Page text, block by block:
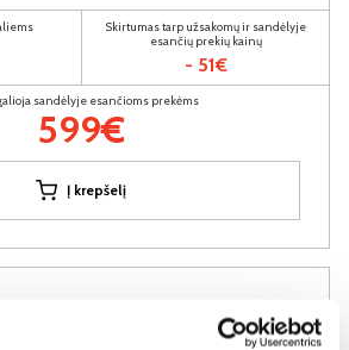
Skirtumas tarp užsakomų ir sandėlyje
esančių prekių kainų
- 51€
sandėlyje esančioms prekėms
599€
Į krepšelį